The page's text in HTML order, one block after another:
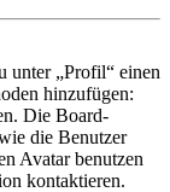
unter „Profil“ einen
hinzufügen:
Die Board-
die Benutzer
Avatar benutzen
kontaktieren.